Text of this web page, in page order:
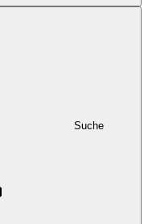
Suche